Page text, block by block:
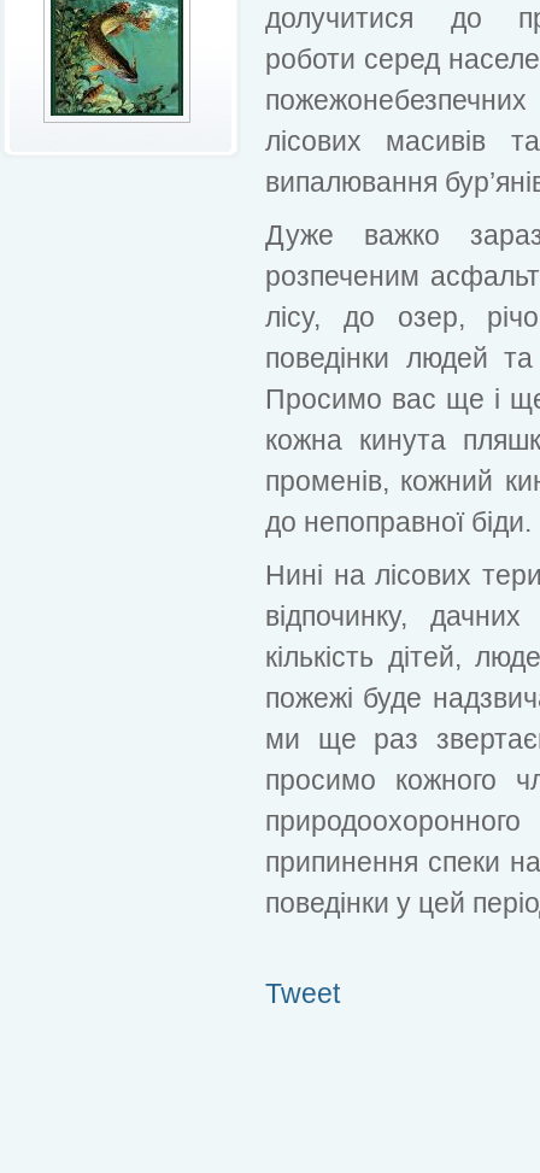
долучитися до
роботи серед
лісових масивів
випалювання
Дуже важко
розпеченим
лісу, до озер,
поведінки людей та
Просимо вас ще і
кожна кинута
променів, кожний
до непоправної біди.
Нині на лісових
відпочинку,
кількість дітей,
пожежі буде
ми ще раз
просимо кожного
припинення спеки
поведінки у цей
Tweet